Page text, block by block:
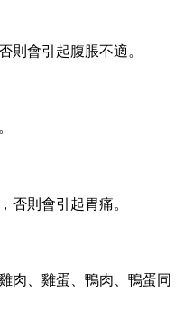
則會引起腹脹不適。
否則會引起胃痛。
肉、雞蛋、鴨肉、鴨蛋同